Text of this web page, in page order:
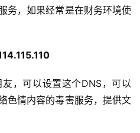
务，如果经常是在财务环境使
，可以设置这个DNS，可以
色情内容的毒害服务，提供文